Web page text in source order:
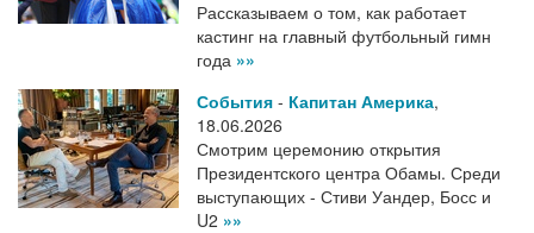
Рассказываем о том, как работает
кастинг на главный футбольный гимн
года »»
События - Капитан Америка,
18.06.2026
Смотрим церемонию открытия
Президентского центра Обамы. Среди
выступающих - Стиви Уандер, Босс и
U2 »»